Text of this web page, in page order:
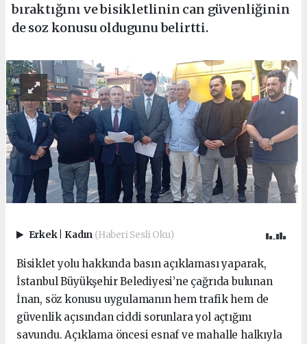
bıraktığını ve bisikletlinin can güvenliğinin
de soz konusu oldugunu belirtti.
Erkek Kadın (Haberi Sesli Oku)
Bisiklet yolu hakkında basın açıklaması yaparak,
İstanbul Büyükşehir Belediyesi’ne çağrıda bulunan
İnan, söz konusu uygulamanın hem trafik hem de
güvenlik açısından ciddi sorunlara yol açtığını
savundu. Açıklama öncesi esnaf ve mahalle halkıyla